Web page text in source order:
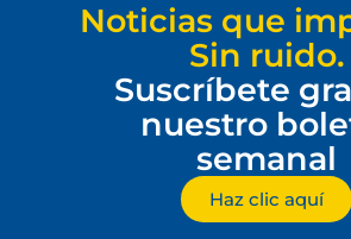
Noticias que
Sin ruido.
Suscríbete
nuestro
semanal
Haz clic aquí